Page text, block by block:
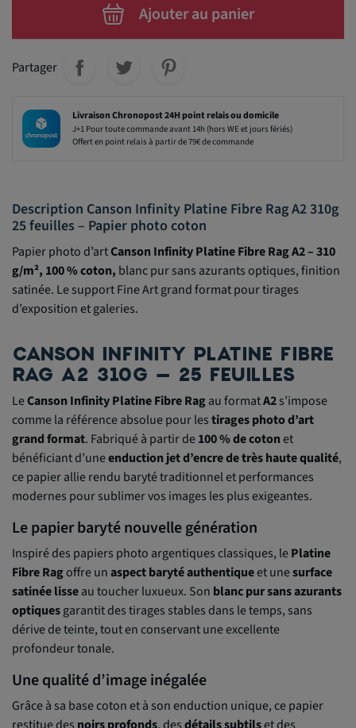
Ajouter au panier
Partager
Livraison Chronopost 24H point relais ou domicile
J+1 Pour toute commande avant 14h (hors WE et jours fériés)
Offert en point relais à partir de 79€ de commande
Description Canson Infinity Platine Fibre Rag A2 310g
25 feuilles – Papier photo coton
Papier photo d’artCanson Infinity Platine Fibre Rag A2 – 310
g/m², 100 % coton, blanc pur sans azurants optiques, finition
satinée. Le support Fine Art grand format pour tirages
d’exposition et galeries.
CANSON INFINITY PLATINE FIBRE
RAG A2 310G – 25 FEUILLES
LeCanson Infinity Platine Fibre Ragau formatA2s’impose
comme la référence absolue pour lestirages photo d’art
grand format. Fabriqué à partir de100 % de cotonet
bénéficiant d’uneenduction jet d’encre de très haute qualité,
ce papier allie rendu baryté traditionnel et performances
modernes pour sublimer vos images les plus exigeantes.
Le papier baryté nouvelle génération
Inspiré des papiers photo argentiques classiques, lePlatine
Fibre Ragoffre unaspect baryté authentiqueet unesurface
satinée lisseau toucher luxueux. Son blanc pur sans azurants
optiquesgarantit des tirages stables dans le temps, sans
dérive de teinte, tout en conservant une excellente
profondeur tonale.
Une qualité d’image inégalée
Grâce à sa base coton et à son enduction unique, ce papier